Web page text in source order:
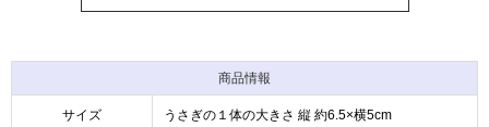
商品情報
サイズ うさぎの１体の大きさ 縦 約6.5×横5cm